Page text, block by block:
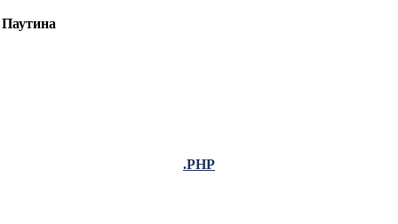
Паутина
.PHP